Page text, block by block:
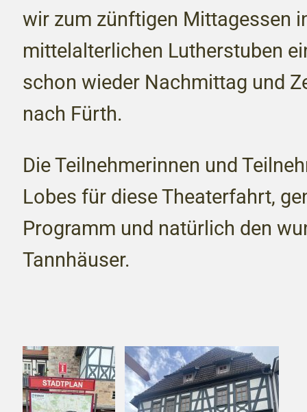
wir zum zünftigen Mittagessen
mittelalterlichen Lutherstuben
schon wieder Nachmittag und
nach Fürth.
Die Teilnehmerinnen und
Lobes für diese Theaterfahrt,
Programm und natürlich den
Tannhäuser.